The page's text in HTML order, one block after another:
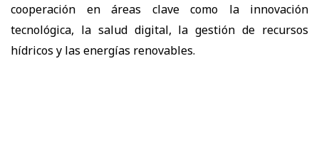
cooperación en áreas clave como la innovación
tecnológica, la salud digital, la gestión de recursos
hídricos y las energías renovables.